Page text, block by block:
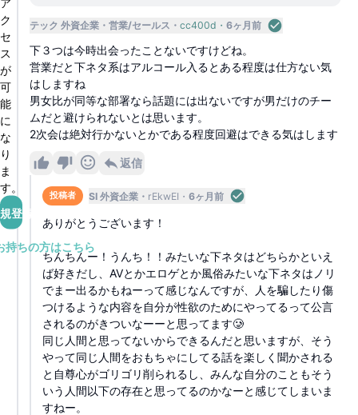
ク
セ
ス
が
可
能
に
な
り
ま
す。
登録
持ちの方はこちら
テック 外資企業 営業/セールス cc400d 6ヶ月前
下３つは今時出会ったことないですけどね。
営業だと下ネタ系はアルコール入るとある程度は仕方ない気
はしますね
男女比が同等な部署なら話題には出ないですが男だけのチー
ムだと避けられないとは思います。
2次会は絶対行かないとかである程度回避はできる気はします
返信
投稿者 SI 外資企業 rEkwEI 6ヶ月前
ありがとうございます！
ちんちんー！うんち！！みたいな下ネタはどちらかといえ
ば好きだし、AVとかエロゲとか風俗みたいな下ネタはノリ
でまー出るかもねーって感じなんですが、人を騙したり傷
つけるような内容を自分が性欲のためにやってるって公言
されるのがきついなーーと思ってます🥲
同じ人間と思ってないからできるんだと思いますが、そう
やって同じ人間をおもちゃにしてる話を楽しく聞かされる
と自尊心がゴリゴリ削られるし、みんな自分のこともそう
いう人間以下の存在と思ってるのかなーと感じてしまいま
すねー。